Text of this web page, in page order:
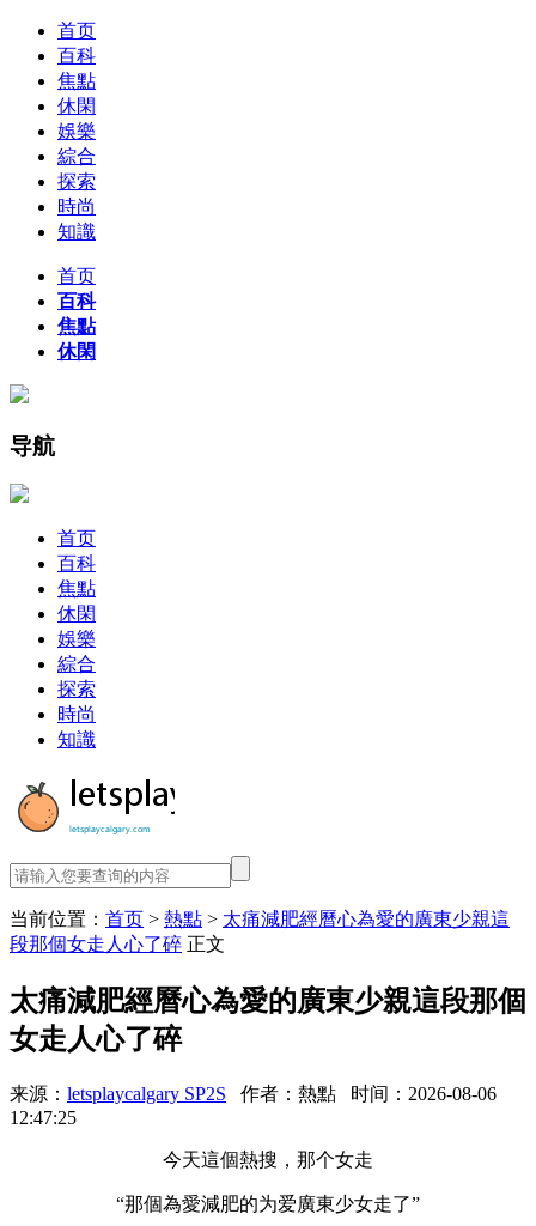
首页
百科
焦點
休閑
娛樂
綜合
探索
時尚
知識
首页
百科
焦點
休閑
导航
首页
百科
焦點
休閑
娛樂
綜合
探索
時尚
知識
当前位置： 首页 > 熱點 > 太痛減肥經曆心為愛的廣東少親這
段那個女走人心了碎 正文
太痛減肥經曆心為愛的廣東少親這段那個
女走人心了碎
来源： letsplaycalgary SP2S 作者：熱點
时间：2026-08-06
12:47:25
今天這個熱搜，那个女走
“那個為愛減肥的为爱廣東少女走了”